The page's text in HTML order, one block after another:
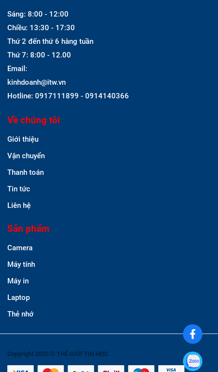
Sáng: 8:00 - 12:00
Chiều: 13:30 - 17:30
Thứ 2 đến thứ 6 hàng tuần
Thứ 7: 8:00 - 12.00
Email:
kinhdoanh@itw.vn
Hotline: 0917111899 - 0914140366
Về chúng tôi
Giới thiệu
Vận chuyển
Thanh toán
Tin tức
Liên hệ
Sản phẩm
Camera
Máy tính
Máy in
Laptop
Thẻ nhớ
Copyright 2025 © THẾ GIỚI TIN HỌC